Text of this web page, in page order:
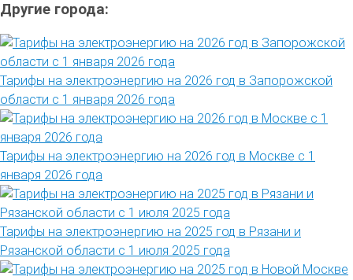
Другие города:
Тарифы на электроэнергию на 2026 год в Запорожской
области с 1 января 2026 года
Тарифы на электроэнергию на 2026 год в Москве с 1
января 2026 года
Тарифы на электроэнергию на 2025 год в Рязани и
Рязанской области с 1 июля 2025 года